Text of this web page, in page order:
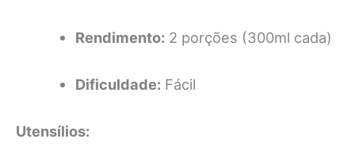
Rendimento: 2 porções (300ml cada)
Dificuldade: Fácil
Utensílios: